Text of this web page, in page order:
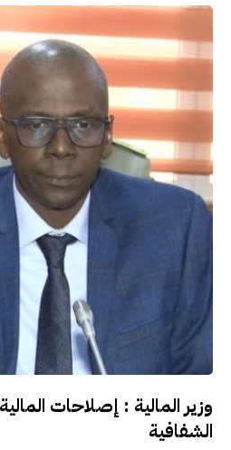
وزير المالية : إصلاحات
الشفافية